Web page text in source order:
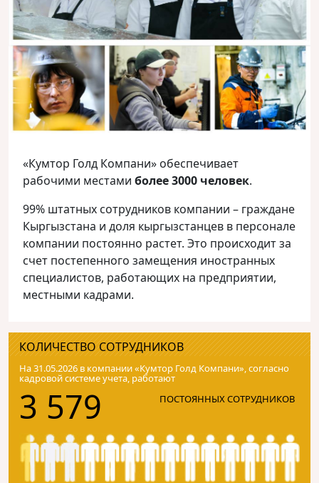
«Кумтор Голд Компани» обеспечивает
рабочими местами более 3000 человек.
99% штатных сотрудников компании – граждане
Кыргызстана и доля кыргызстанцев в персонале
компании постоянно растет. Это происходит за
счет постепенного замещения иностранных
специалистов, работающих на предприятии,
местными кадрами.
КОЛИЧЕСТВО СОТРУДНИКОВ
На 31.05.2026 в компании «Кумтор Голд Компани», согласно
кадровой системе учета, работают
3 579 ПОСТОЯННЫХ СОТРУДНИКОВ